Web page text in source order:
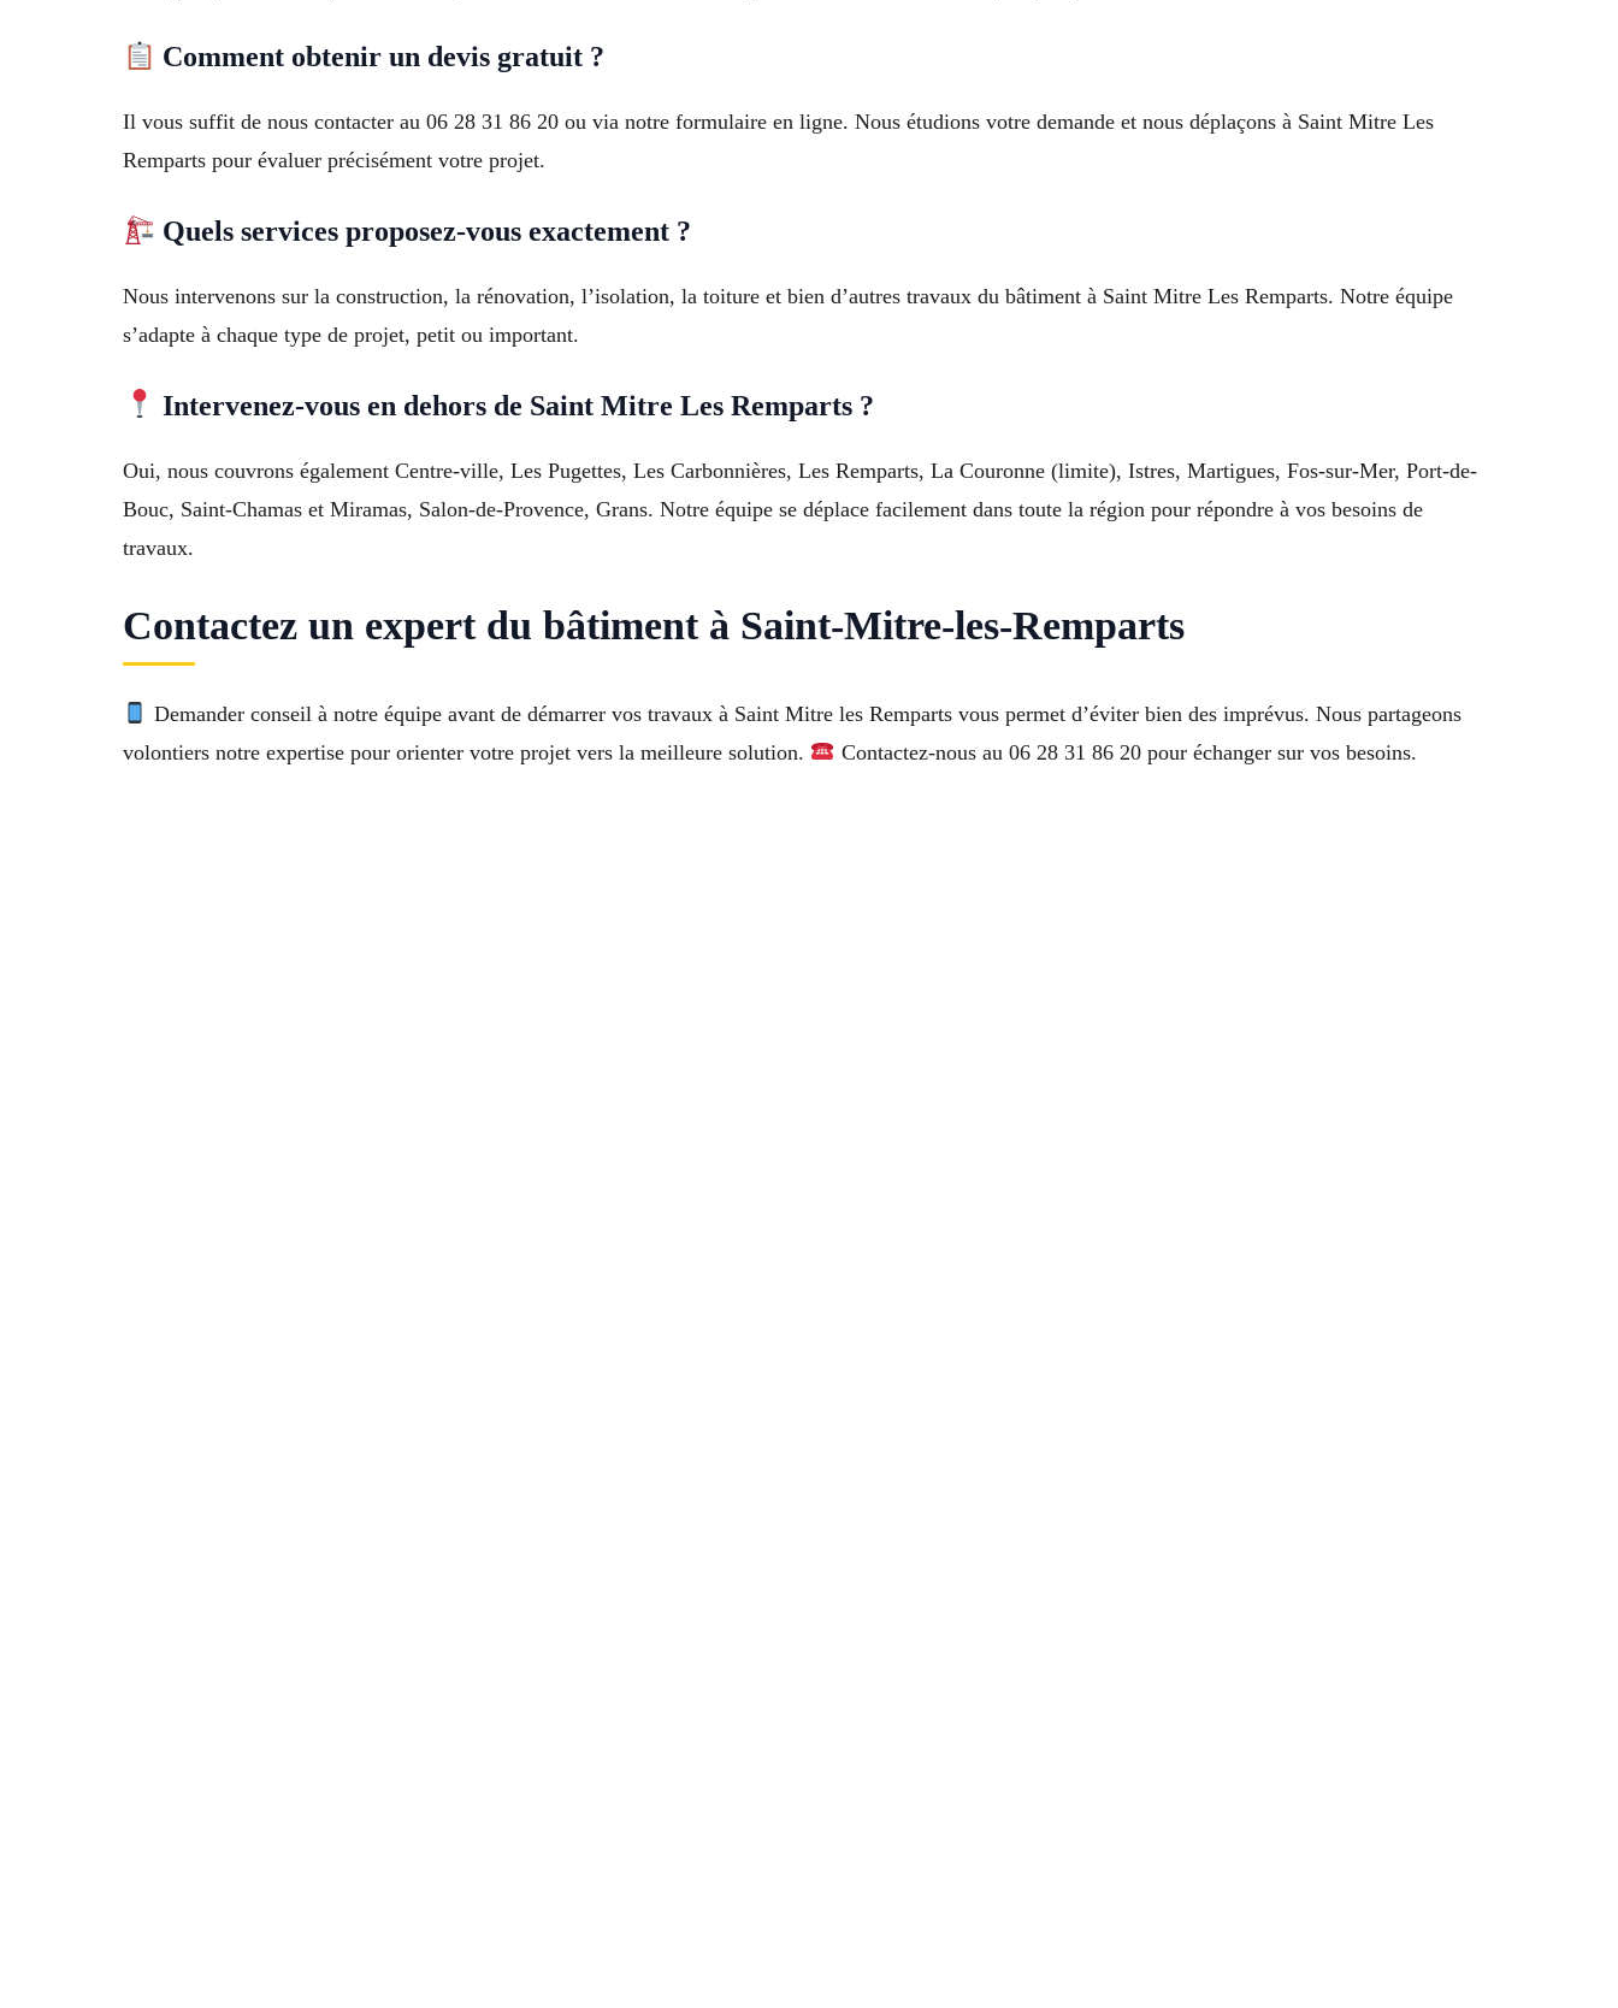
Comment obtenir un devis gratuit ?
Il vous suffit de nous contacter au 06 28 31 86 20 ou via notre formulaire en ligne. Nous étudions votre demande et nous déplaçons à Saint Mitre Les
Remparts pour évaluer précisément votre projet.
Quels services proposez-vous exactement ?
Nous intervenons sur la construction, la rénovation, l’isolation, la toiture et bien d’autres travaux du bâtiment à Saint Mitre Les Remparts. Notre équipe
s’adapte à chaque type de projet, petit ou important.
Intervenez-vous en dehors de Saint Mitre Les Remparts ?
Oui, nous couvrons également Centre-ville, Les Pugettes, Les Carbonnières, Les Remparts, La Couronne (limite), Istres, Martigues, Fos-sur-Mer, Port-de-
Bouc, Saint-Chamas et Miramas, Salon-de-Provence, Grans. Notre équipe se déplace facilement dans toute la région pour répondre à vos besoins de
travaux.
Contactez un expert du bâtiment à Saint-Mitre-les-Remparts
Demander conseil à notre équipe avant de démarrer vos travaux à Saint Mitre les Remparts vous permet d’éviter bien des imprévus. Nous partageons
volontiers notre expertise pour orienter votre projet vers la meilleure solution.
Contactez-nous au 06 28 31 86 20 pour échanger sur vos besoins.